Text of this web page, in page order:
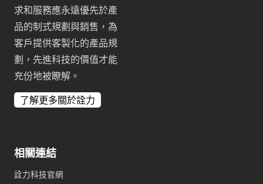
求和服務應永遠優先於產
品的制式規劃與銷售，為
客戶提供客製化的產品規
劃，先進科技的價值才能
充份地被瞭解。
了解更多關於詮力
相關連結
詮力科技官網